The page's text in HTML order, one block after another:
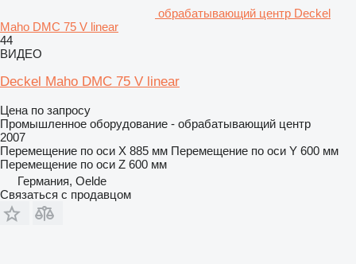
обрабатывающий центр Deckel
Maho DMC 75 V linear
44
ВИДЕО
Deckel Maho DMC 75 V linear
Цена по запросу
Промышленное оборудование - обрабатывающий центр
2007
Перемещение по оси X 885 мм Перемещение по оси Y 600 мм
Перемещение по оси Z 600 мм
Германия, Oelde
Связаться с продавцом